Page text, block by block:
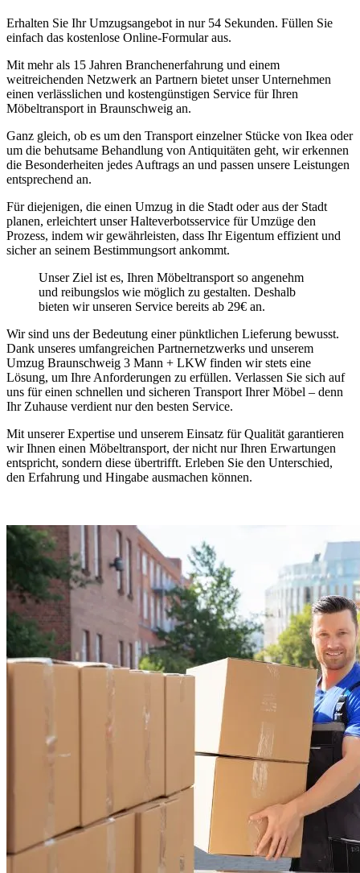
Erhalten Sie Ihr Umzugsangebot in nur 54 Sekunden. Füllen Sie
einfach das kostenlose Online-Formular aus.
Mit mehr als 15 Jahren Branchenerfahrung und einem
weitreichenden Netzwerk an Partnern bietet unser Unternehmen
einen verlässlichen und kostengünstigen Service für Ihren
Möbeltransport in Braunschweig an.
Ganz gleich, ob es um den Transport einzelner Stücke von Ikea oder
um die behutsame Behandlung von Antiquitäten geht, wir erkennen
die Besonderheiten jedes Auftrags an und passen unsere Leistungen
entsprechend an.
Für diejenigen, die einen Umzug in die Stadt oder aus der Stadt
planen, erleichtert unser Halteverbotsservice für Umzüge den
Prozess, indem wir gewährleisten, dass Ihr Eigentum effizient und
sicher an seinem Bestimmungsort ankommt.
Unser Ziel ist es, Ihren Möbeltransport so angenehm
und reibungslos wie möglich zu gestalten. Deshalb
bieten wir unseren Service bereits ab 29€ an.
Wir sind uns der Bedeutung einer pünktlichen Lieferung bewusst.
Dank unseres umfangreichen Partnernetzwerks und unserem
Umzug Braunschweig 3 Mann + LKW finden wir stets eine
Lösung, um Ihre Anforderungen zu erfüllen. Verlassen Sie sich auf
uns für einen schnellen und sicheren Transport Ihrer Möbel – denn
Ihr Zuhause verdient nur den besten Service.
Mit unserer Expertise und unserem Einsatz für Qualität garantieren
wir Ihnen einen Möbeltransport, der nicht nur Ihren Erwartungen
entspricht, sondern diese übertrifft. Erleben Sie den Unterschied,
den Erfahrung und Hingabe ausmachen können.